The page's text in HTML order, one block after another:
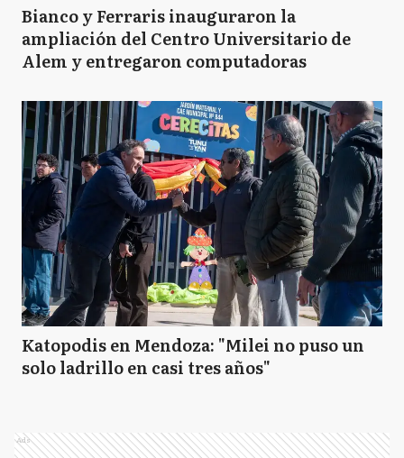
Bianco y Ferraris inauguraron la
ampliación del Centro Universitario de
Alem y entregaron computadoras
Katopodis en Mendoza: "Milei no puso un
solo ladrillo en casi tres años"
Ads